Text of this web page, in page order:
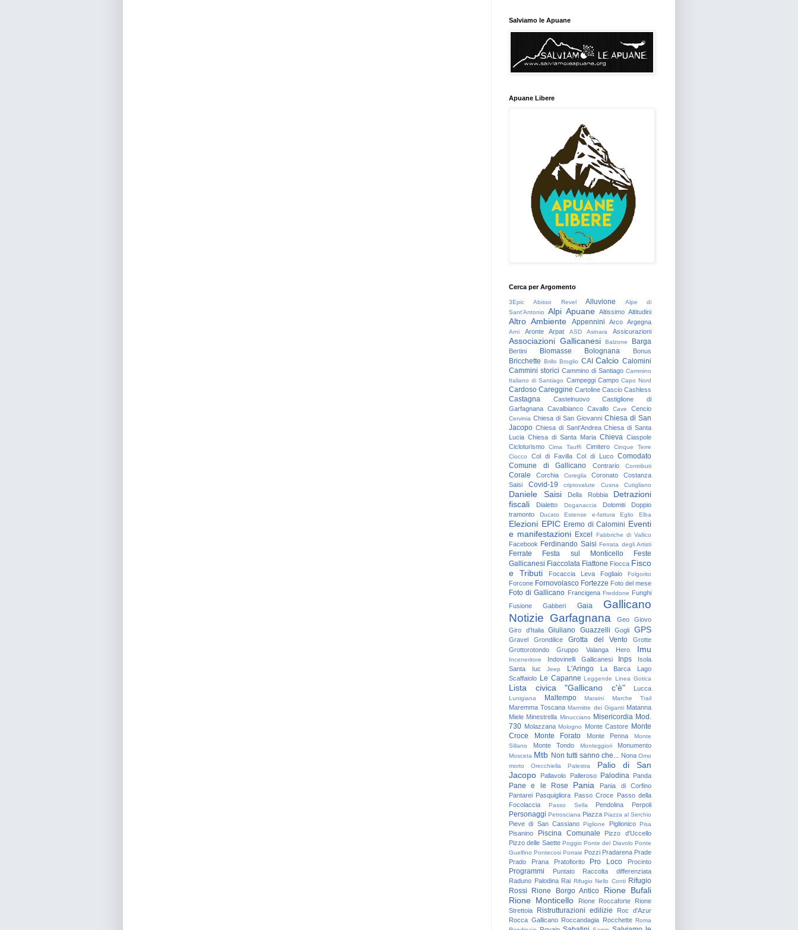
Salviamo le Apuane
Apuane Libere
Cerca per Argomento
3Epic Abisso Revel Alluvione
Alpe di
Sant'Antonio
Alpi Apuane Altissimo Altitudini
Altro Ambiente Appennini Arco Argegna
Arni Aronte Arpat ASD Asinara Assicurazioni
Associazioni Gallicanesi Balzone Barga
Bertini Biomasse Bolognana Bonus
Bricchette Brillo Broglio CAI Calcio Calomini
Cammini storici Cammino di Santiago Cammino
Italiano di Santiago Campeggi Campo Capo Nord
Cardoso Careggine Cartoline Cascio Cashless
Castagna Castelnuovo
Castiglione di
Garfagnana Cavalbianco Cavallo Cave Cencio
Cervinia Chiesa di San Giovanni Chiesa di San
Jacopo Chiesa di Sant'Andrea Chiesa di Santa
Lucia Chiesa di Santa Maria Chieva Ciaspole
Cicloturismo
Cima Tauffi Cimitero
Cinque Terre
Ciocco
Col di Favilla Col di Luco Comodato
Comune di Gallicano
Contrario Contributi
Corale Corchia Coreglia Coronato
Costanza
Saisi
Covid-19 criptovalute Cusna Cutigliano
Daniele Saisi Della Robbia
Detrazioni
fiscali
Dialetto Doganaccia Dolomiti
Doppio
tramonto
Ducato Estense e-fattura Eglio Elba
Elezioni EPIC Eremo di Calomini Eventi
e manifestazioni Excel Fabbriche di Vallico
Facebook Ferdinando Saisi Ferrata degli Artisti
Ferrate Festa sul Monticello
Feste
Gallicanesi Fiaccolata Fiattone Fiocca Fisco
e Tributi
Focaccia Leva Fogliaio Folgorito
Forcone Fornovolasco Fortezze Foto del mese
Foto di Gallicano Francigena Freddone Funghi
Fusione
Gabberi Gaia
Gallicano
Notizie Garfagnana Geo
Giovo
Giro d'Italia
Giuliano Guazzelli Gogli GPS
Gravel Grondilice Grotta del Vento
Grotte
Grottorotondo
Gruppo Valanga Hero Imu
Inceneritore Indovinelli Gallicanesi Inps
Isola
Santa
Iuc Jeep L'Aringo La Barca
Lago
Scaffaiolo Le Capanne Leggende Linea Gotica
Lista civica "Gallicano c'è" Lucca
Lunigiana Maltempo Maraini Marche Trail
Maremma Toscana Marmitte dei Giganti Matanna
Miele Minestrella Minucciano Misericordia Mod.
730 Molazzana Mologno Monte Castore Monte
Croce
Monte Forato Monte Penna
Monte
Sillano
Monte Tondo Monteggiori Monumento
Mosceta Mtb Non tutti sanno che... Nona Omo
morto
Orecchiella Palestra
Palio di San
Jacopo
Pallavolo Palleroso Palodina Panda
Pane e le Rose Pania
Pania di Corfino
Pantarei Pasquigliora Passo Croce Passo della
Focolaccia
Passo Sella Pendolina Perpoli
Personaggi Petrosciana Piazza Piazza al Serchio
Pieve di San Cassiano Piglione Piglionico Pisa
Pisanino Piscina Comunale
Pizzo d'Uccello
Pizzo delle Saette Poggio Ponte del Diavolo Ponte
Guelfino Pontecosi Porraie Pozzi Pradarena Prade
Prado
Prana Pratofiorito Pro Loco Procinto
Programmi Puntato
Raccolta differenziata
Raduno Palodina Rai Rifugio Nello Conti Rifugio
Rossi
Rione Borgo Antico
Rione Bufali
Rione Monticello
Rione Roccaforte
Rione
Strettoia
Ristrutturazioni edilizie
Roc d'Azur
Rocca Gallicano Roccandagia Rocchette Roma